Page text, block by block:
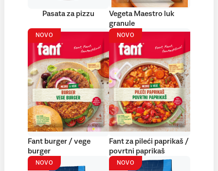
Pasata za pizzu
Vegeta Maestro luk
granule
NOVO
Fant burger / vege
burger
NOVO
Fant za pileći paprikaš /
povrtni paprikaš
NOVO NOVO